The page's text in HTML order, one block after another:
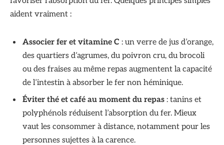
aident vraiment :
Associer fer et vitamine C : un verre de jus d’orange,
des quartiers d’agrumes, du poivron cru, du brocoli
ou des fraises au même repas augmentent la capacité
de l’intestin à absorber le fer non héminique.
Éviter thé et café au moment du repas : tanins et
polyphénols réduisent l’absorption du fer. Mieux
vaut les consommer à distance, notamment pour les
personnes sujettes à la carence.